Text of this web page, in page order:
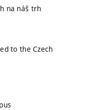
na náš trh
to the Czech